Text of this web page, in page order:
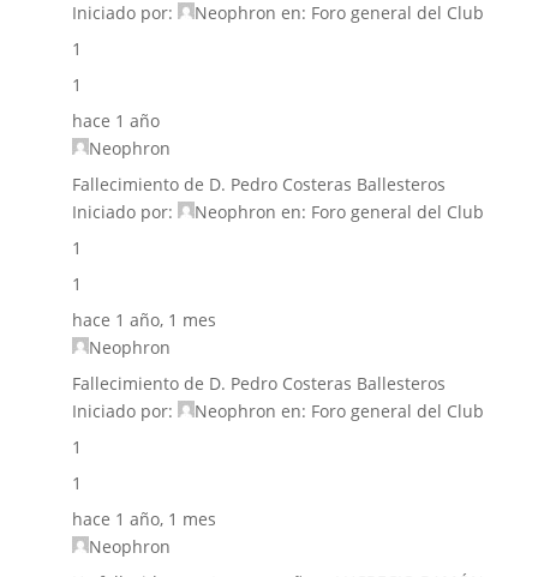
Iniciado por:
Neophron en: Foro general del Club
1
1
hace 1 año
Neophron
Fallecimiento de D. Pedro Costeras Ballesteros
Iniciado por:
Neophron en: Foro general del Club
1
1
hace 1 año, 1 mes
Neophron
Fallecimiento de D. Pedro Costeras Ballesteros
Iniciado por:
Neophron en: Foro general del Club
1
1
hace 1 año, 1 mes
Neophron